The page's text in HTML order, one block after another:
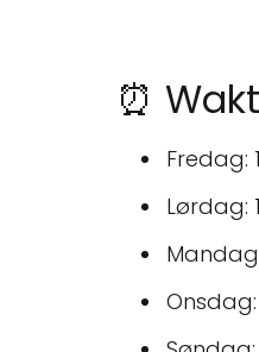
⏰
Fredag:
Lørdag:
Onsdag: